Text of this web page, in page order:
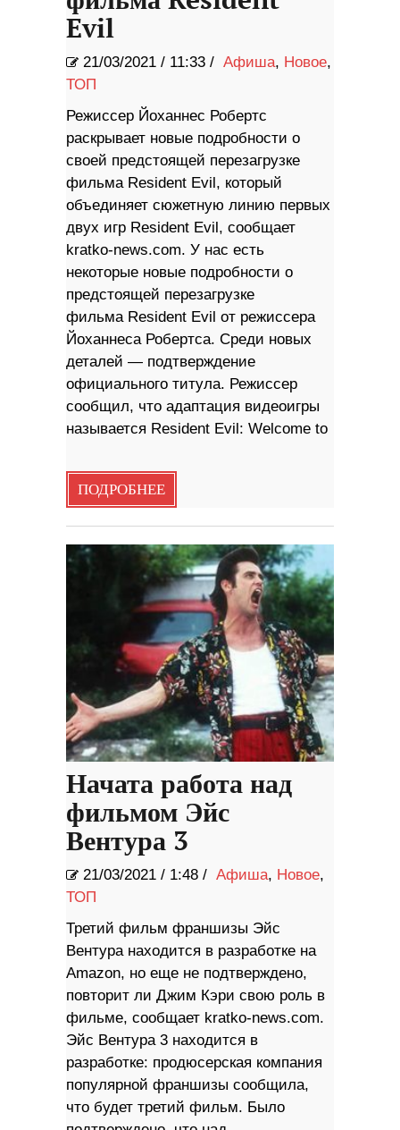
Evil
21/03/2021 / 11:33 / Афиша, Новое,
ТОП
Режиссер Йоханнес Робертс
раскрывает новые подробности о
своей предстоящей перезагрузке
фильма Resident Evil, который
объединяет сюжетную линию первых
двух игр Resident Evil, сообщает
kratko-news.com. У нас есть
некоторые новые подробности о
предстоящей перезагрузке
фильма Resident Evil от режиссера
Йоханнеса Робертса. Среди новых
деталей — подтверждение
официального титула. Режиссер
сообщил, что адаптация видеоигры
называется Resident Evil: Welcome to
ПОДРОБНЕЕ
Начата работа над
фильмом Эйс
Вентура 3
21/03/2021 / 1:48 / Афиша, Новое,
ТОП
Третий фильм франшизы Эйс
Вентура находится в разработке на
Amazon, но еще не подтверждено,
повторит ли Джим Кэри свою роль в
фильме, сообщает kratko-news.com.
Эйс Вентура 3 находится в
разработке: продюсерская компания
популярной франшизы сообщила,
что будет третий фильм. Было